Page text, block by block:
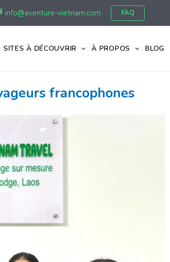
info@aventure-vietnam.com FAQ
SITES À DÉCOUVRIR À PROPOS BLOG
francophones